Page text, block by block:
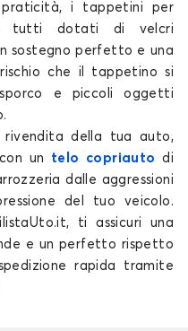
praticità, i tappetini per
tutti dotati di velcri
sostegno perfetto e una
che il tappetino si
e piccoli oggetti
rivendita della tua auto,
un telo copriauto di
dalle aggressioni
del tuo veicolo.
ti assicuri una
e un perfetto rispetto
rapida tramite